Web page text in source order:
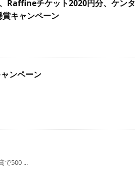
Raffineチケット2020円分、ケンタ
キャンペーン
ンペーン
500 ...